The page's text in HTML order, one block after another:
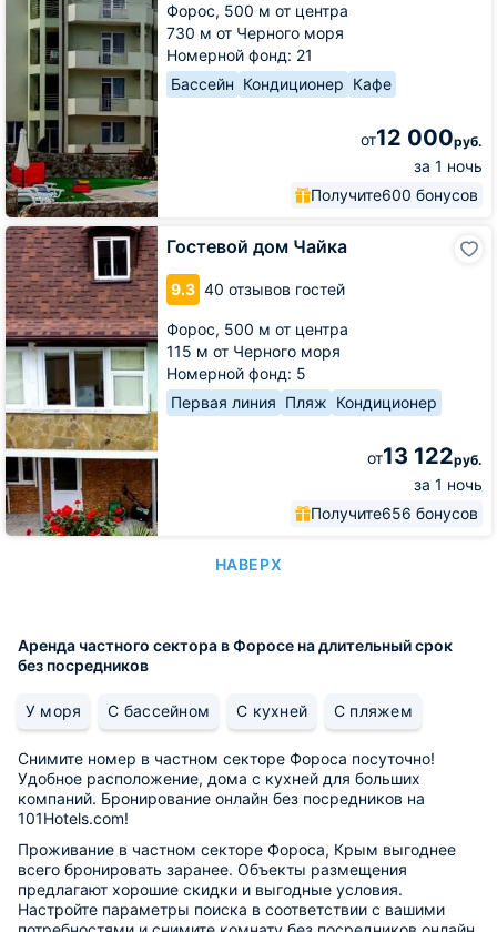
Форос, 500 м от центра
730 м от Черного моря
Номерной фонд: 21
Бассейн Кондиционер Кафе
от12 000руб.
за 1 ночь
Получите600 бонусов
Гостевой дом Чайка
9.3 40 отзывов гостей
Форос, 500 м от центра
115 м от Черного моря
Номерной фонд: 5
Первая линия Пляж Кондиционер
от13 122руб.
за 1 ночь
Получите656 бонусов
Гостевой
дом
Чайка
НАВЕРХ
Аренда частного сектора в Форосе на длительный срок
без посредников
У моря С бассейном С кухней С пляжем
Снимите номер в частном секторе Фороса посуточно!
Удобное расположение, дома с кухней для больших
компаний. Бронирование онлайн без посредников на
101Hotels.com!
Проживание в частном секторе Фороса, Крым выгоднее
всего бронировать заранее. Объекты размещения
предлагают хорошие скидки и выгодные условия.
Настройте параметры поиска в соответствии с вашими